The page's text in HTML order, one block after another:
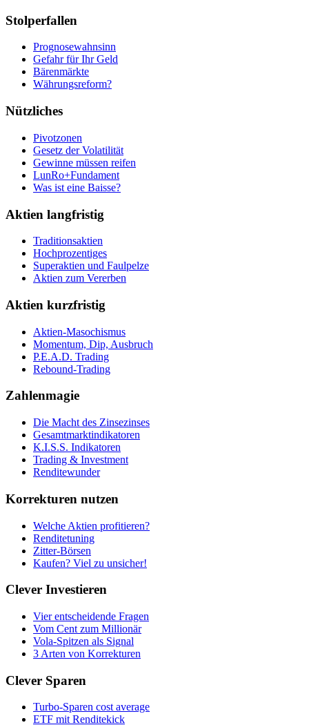
Stolperfallen
Prognosewahnsinn
Gefahr für Ihr Geld
Bärenmärkte
Währungsreform?
Nützliches
Pivotzonen
Gesetz der Volatilität
Gewinne müssen reifen
LunRo+Fundament
Was ist eine Baisse?
Aktien langfristig
Traditionsaktien
Hochprozentiges
Superaktien und Faulpelze
Aktien zum Vererben
Aktien kurzfristig
Aktien-Masochismus
Momentum, Dip, Ausbruch
P.E.A.D. Trading
Rebound-Trading
Zahlenmagie
Die Macht des Zinsezinses
Gesamtmarktindikatoren
K.I.S.S. Indikatoren
Trading & Investment
Renditewunder
Korrekturen nutzen
Welche Aktien profitieren?
Renditetuning
Zitter-Börsen
Kaufen? Viel zu unsicher!
Clever Investieren
Vier entscheidende Fragen
Vom Cent zum Millionär
Vola-Spitzen als Signal
3 Arten von Korrekturen
Clever Sparen
Turbo-Sparen cost average
ETF mit Renditekick